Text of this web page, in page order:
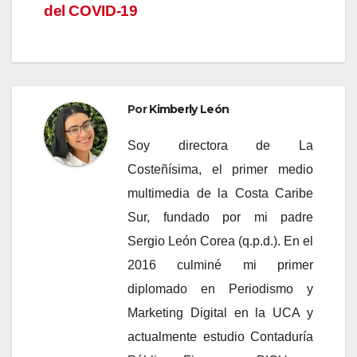
del COVID-19
PorKimberly León
Soy directora de La
Costeñísima, el primer medio
multimedia de la Costa Caribe
Sur, fundado por mi padre
Sergio León Corea (q.p.d.). En el
2016 culminé mi primer
diplomado en Periodismo y
Marketing Digital en la UCA y
actualmente estudio Contaduría